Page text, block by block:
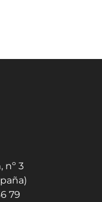
nº 3
79